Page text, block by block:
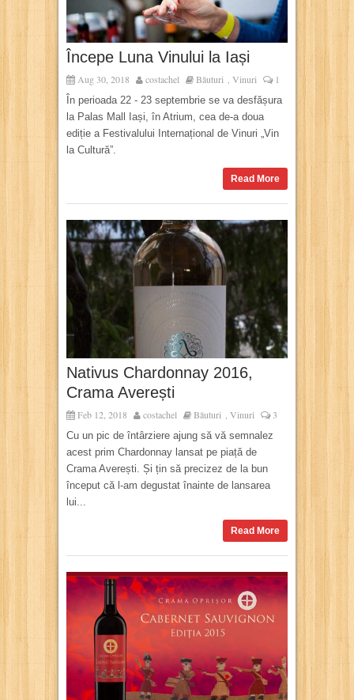
Începe Luna Vinului la Iași
Aug 30, 2018 costachel Băuturi Vinuri 1
În perioada 22 - 23 septembrie se va desfășura
la Palas Mall Iași, în Atrium, cea de-a doua
ediție a Festivalului Internațional de Vinuri „Vin
la Cultură”.
Read More
Nativus Chardonnay 2016,
Crama Averești
Feb 12, 2018 costachel Băuturi , Vinuri 3
Cu un pic de întârziere ajung să vă semnalez
acest prim Chardonnay lansat pe piață de
Crama Averești. Și țin să precizez de la bun
început că l-am degustat înainte de lansarea
lui...
Read More